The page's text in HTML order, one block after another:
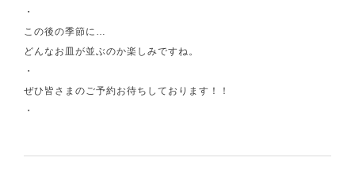
・
この後の季節に…
どんなお皿が並ぶのか楽しみですね。
・
ぜひ皆さまのご予約お待ちしております！！
・